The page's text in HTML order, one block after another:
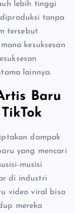
lebih tinggi
tanpa
tersebut
kesuksesan
lainnya.
Baru
dampak
yang mencari
musisi
di industri
video viral bisa
mereka